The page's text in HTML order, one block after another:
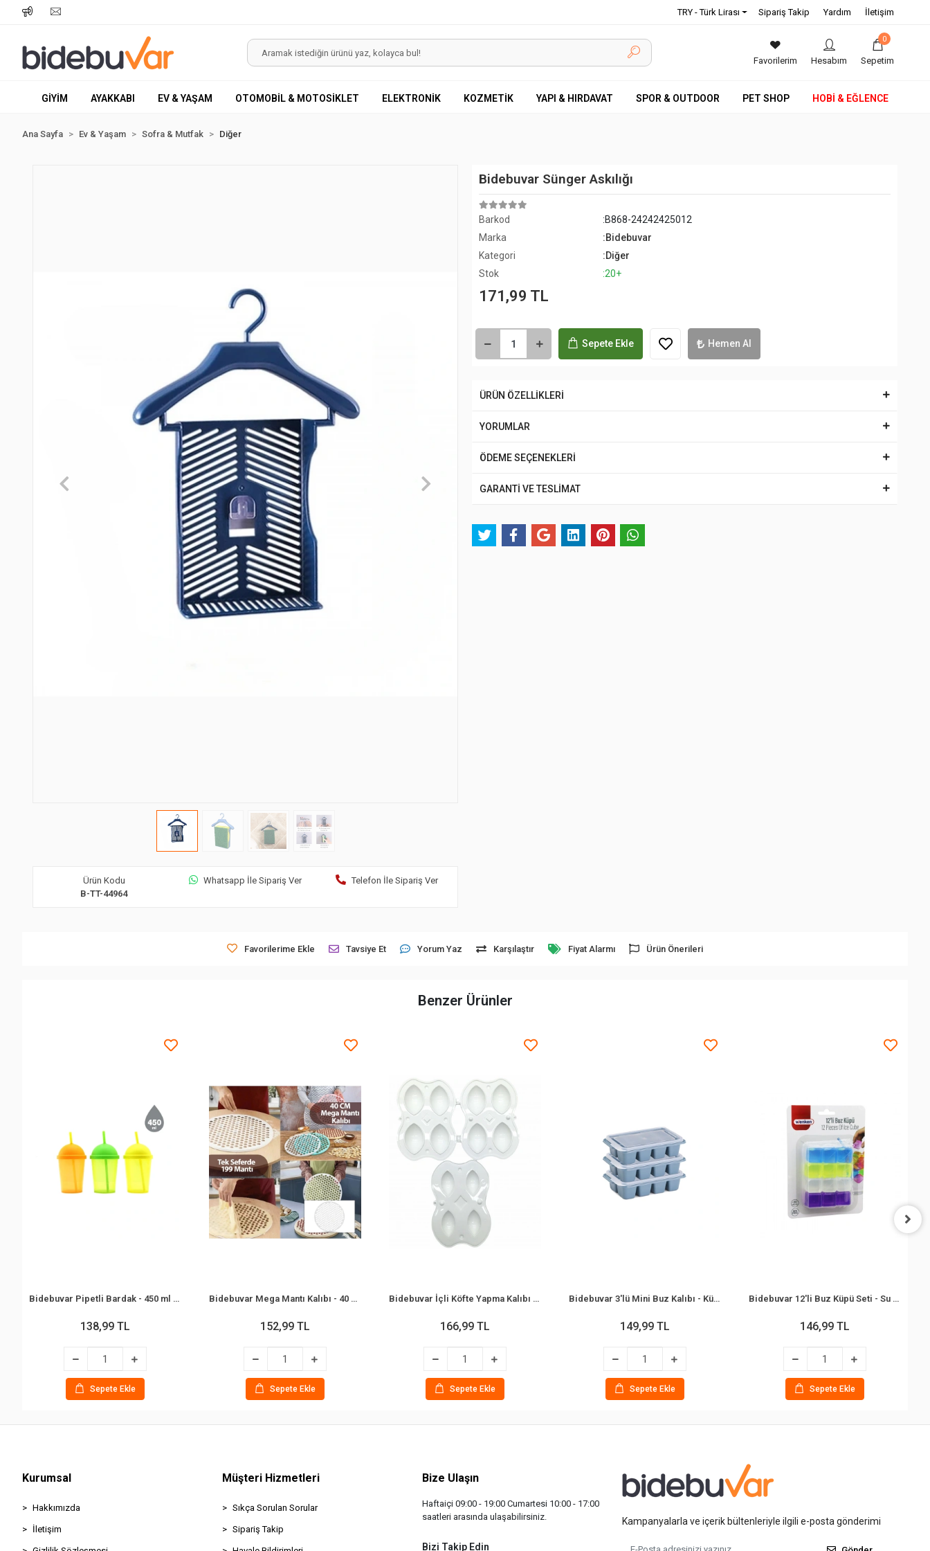
TRY - Türk Lirası Sipariş Takip Yardım İletişim
Favorilerim Hesabım
0
Sepetim
GİYİM AYAKKABI EV & YAŞAM OTOMOBİL & MOTOSİKLET ELEKTRONİK KOZMETİK YAPI & HIRDAVAT SPOR & OUTDOOR PET SHOP HOBİ & EĞLENCE
Ana Sayfa Ev & Yaşam Sofra & Mutfak Diğer
Ürün Kodu
B-TT-44964
Whatsapp İle Sipariş Ver Telefon İle Sipariş Ver
Bidebuvar Sünger Askılığı
Barkod
:B868-24242425012
Marka
:Bidebuvar
Kategori
:Diğer
Stok
:20+
171,99 TL
Sepete Ekle Hemen Al
ÜRÜN ÖZELLİKLERİ
YORUMLAR
ÖDEME SEÇENEKLERİ
GARANTİ VE TESLİMAT
Favorilerime Ekle Tavsiye Et Yorum Yaz Karşılaştır Fiyat Alarmı Ürün Önerileri
Benzer Ürünler
Bidebuvar Pipetli Bardak - 450 ml - Şeffaf Renkli - Plastik
138,99 TL
Sepete Ekle
Bidebuvar Mega Mantı Kalıbı - 40 cm - 199 Mantı Kapasiteli - Plastik
152,99 TL
Sepete Ekle
Bidebuvar İçli Köfte Yapma Kalıbı - 4'lü - Plastik
166,99 TL
Sepete Ekle
Bidebuvar 3'lü Mini Buz Kalıbı - Küp Şekilli - Kapaklı - Plastik
149,99 TL
Sepete Ekle
Bidebuvar 12'li Buz Küpü Seti - Su Dolu - Renkli Plastik
146,99 TL
Sepete Ekle
Kurumsal
Hakkımızda
İletişim
Müşteri Hizmetleri
Sıkça Sorulan Sorular
Sipariş Takip
Bize Ulaşın
Haftaiçi 09:00 - 19:00 Cumartesi 10:00 - 17:00
saatleri arasında ulaşabilirsiniz.
Bizi Takip Edin
Kampanyalarla ve içerik bültenleriyle ilgili e-posta gönderimi